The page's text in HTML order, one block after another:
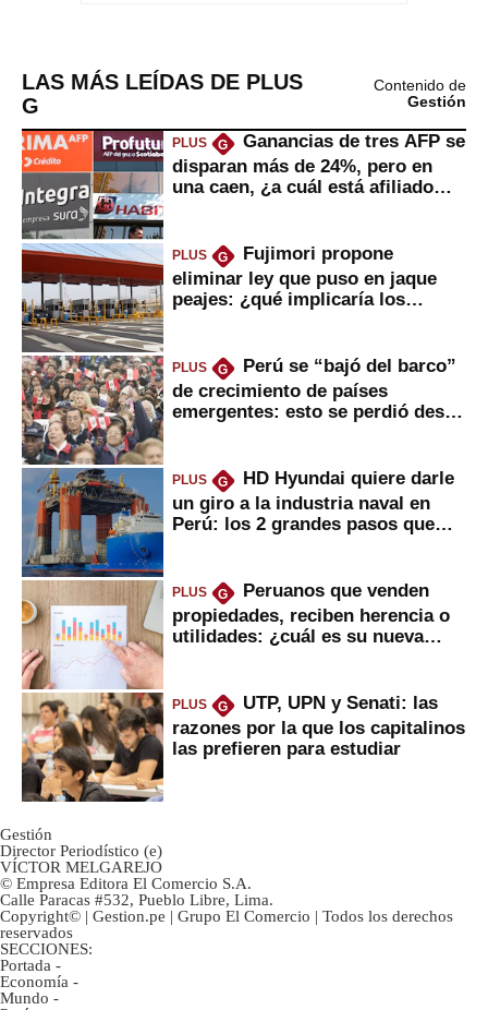
LAS MÁS LEÍDAS DE PLUS
G
Contenido de
Gestión
PLUS G
Ganancias de tres AFP se
disparan más de 24%, pero en
una caen, ¿a cuál está afiliado
PLUS G
Fujimori propone
eliminar ley que puso en jaque
peajes: ¿qué implicaría los
PLUS G
Perú se “bajó del barco”
de crecimiento de países
emergentes: esto se perdió desde
PLUS G
HD Hyundai quiere darle
un giro a la industria naval en
Perú: los 2 grandes pasos que
PLUS G
Peruanos que venden
propiedades, reciben herencia o
utilidades: ¿cuál es su nueva
PLUS G
UTP, UPN y Senati: las
razones por la que los capitalinos
las prefieren para estudiar
Gestión
Director Periodístico (e)
VÍCTOR MELGAREJO
© Empresa Editora El Comercio S.A.
Calle Paracas #532, Pueblo Libre, Lima.
Copyright© | Gestion.pe | Grupo El Comercio | Todos los derechos
reservados
SECCIONES:
Portada -
Economía -
Mundo -